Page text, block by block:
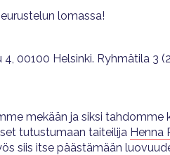
lomassa!
00100 Helsinki. Ryhmätila 3
mekään ja siksi
tutustumaan taiteilija Henna
siis itse päästämään